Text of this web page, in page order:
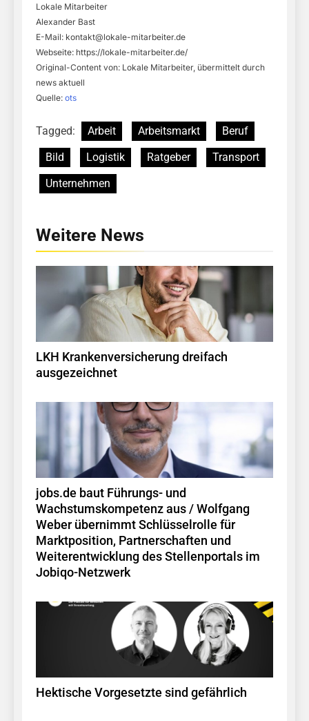
Lokale Mitarbeiter
Alexander Bast
E-Mail: kontakt@lokale-mitarbeiter.de
Webseite: https://lokale-mitarbeiter.de/
Original-Content von: Lokale Mitarbeiter, übermittelt durch
news aktuell
Quelle: ots
Tagged: Arbeit Arbeitsmarkt
Beruf
Bild
Logistik Ratgeber
Transport
Unternehmen
Weitere News
LKH Krankenversicherung dreifach
ausgezeichnet
jobs.de baut Führungs- und
Wachstumskompetenz aus / Wolfgang
Weber übernimmt Schlüsselrolle für
Marktposition, Partnerschaften und
Weiterentwicklung des Stellenportals im
Jobiqo-Netzwerk
Hektische Vorgesetzte sind gefährlich